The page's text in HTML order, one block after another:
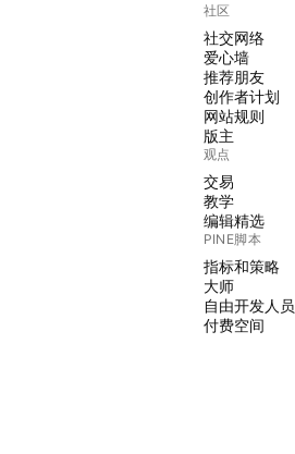
社区
社交网络
爱心墙
推荐朋友
创作者计划
网站规则
版主
观点
交易
教学
编辑精选
PINE脚本
指标和策略
大师
自由开发人员
付费空间